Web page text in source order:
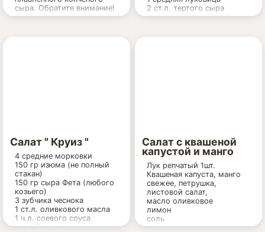
сыра. Обратите внимание!
Дело в том что вкусовые
2 ст.л. тертого сыра
майонез (Salad cream)
Салат " Круиз "
4 средние морковки
150 гр изюма (не полный
стакан)
150 гр сыра Фета (любого
козьего)
3 зубчика чеснока
1 ст.л. оливкового масла
1 ч.л. соевого соуса
сок 1/2 лимона
Салат с квашеной
капустой и манго
Лук репчатый 1шт.
Квашеная капуста, манго
свежее, петрушка,
листовой салат,
масло оливковое
лимон
соль